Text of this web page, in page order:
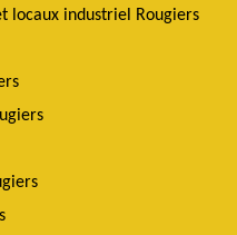
locaux industriel Rougiers